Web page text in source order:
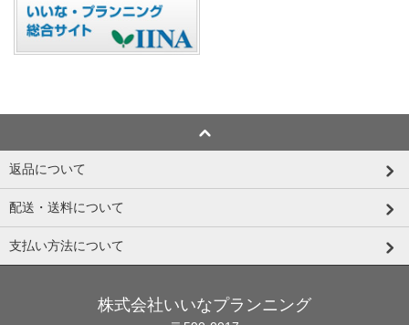
返品について
配送・送料について
支払い方法について
株式会社いいなプランニング